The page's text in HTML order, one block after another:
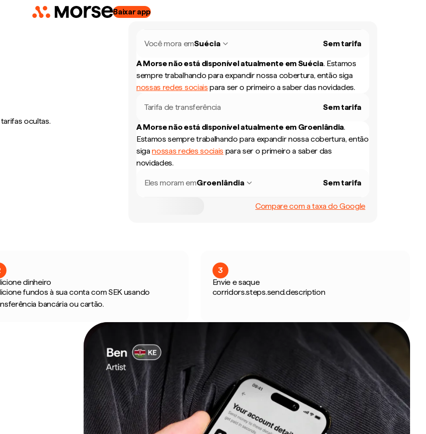
Baixar app
ocultas.
Você mora emSuécia Sem tarifa
A Morse não está disponível atualmente emSuécia. Estamos
sempre trabalhando para expandir nossa cobertura, então siga
nossas redes sociais para ser o primeiro a saber das novidades.
Tarifa de transferência Sem tarifa
A Morse não está disponível atualmente em Groenlândia.
Estamos sempre trabalhando para expandir nossa cobertura, então
siganossas redes sociais para ser o primeiro a saber das
novidades.
Eles moram emGroenlândia Sem tarifa
Compare com a taxa do Google
dinheiro
fundos à sua conta com SEK usando
bancária ou cartão.
3
Envie e saque
corridors.steps.send.description